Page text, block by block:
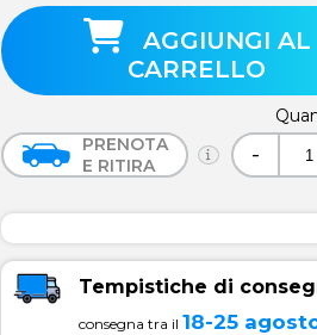
AGGIUNGI AL
CARRELLO
PRENOTA
E RITIRA
-
Tempistiche di
consegna tra il 18-25